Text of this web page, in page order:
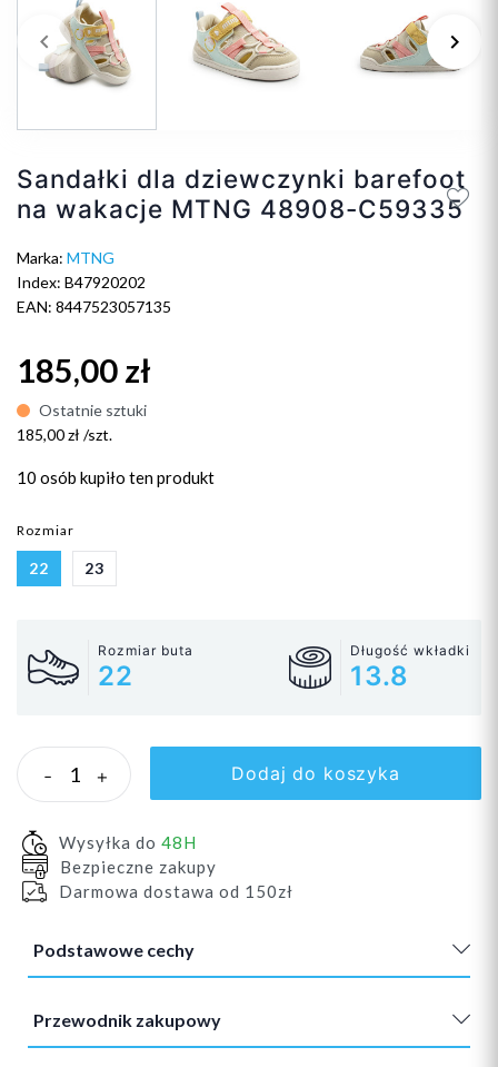
Poprzedni
keyboard_arrow_left keyboard_arrow_right
Sandałki dla dziewczynki barefoot
na wakacje MTNG 48908-C59335
Marka: MTNG
Index: B47920202
EAN: 8447523057135
185,00 zł
Ostatnie sztuki
185,00 zł /szt.
10 osób kupiło ten produkt
Rozmiar
22 23
Rozmiar buta
22
Długość wkładki
13.8
- + Dodaj do koszyka
Wysyłka do 48H
Bezpieczne zakupy
Darmowa dostawa od 150zł
Podstawowe cechy
Przewodnik zakupowy